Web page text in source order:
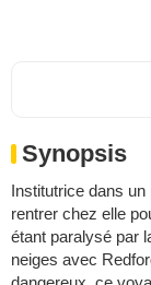
Synopsis
Institutrice dans un
rentrer chez elle
étant paralysé par
neiges avec